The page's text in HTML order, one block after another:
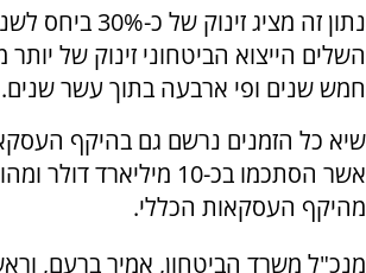
נתון זה מציג
השלים הייצוא הביטחוני זינוק של יותר
חמש שנים ופי ארבעה בתוך עשר שנים.
שיא כל הזמנים נרשם גם בהיקף
אשר הסתכמו בכ-10
מהיקף העסקאות הכללי.
מנכ"ל משרד הביטחון, אמיר ברעם,